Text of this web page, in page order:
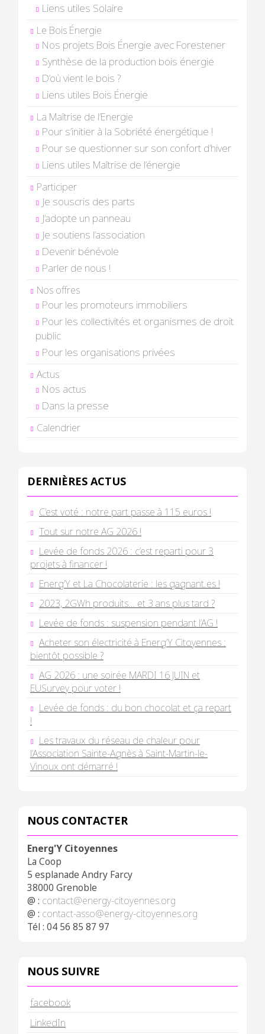
Liens utiles Solaire
Le Bois Énergie
Nos projets Bois Énergie avec Forestener
Synthèse de la production bois énergie
D’où vient le bois ?
Liens utiles Bois Énergie
La Maîtrise de l’Energie
Pour s’initier à la Sobriété énergétique !
Pour se questionner sur son confort d’hiver
Liens utiles Maîtrise de l’énergie
Participer
Je souscris des parts
J’adopte un panneau
Je soutiens l’association
Devenir bénévole
Parler de nous !
Nos offres
Pour les promoteurs immobiliers
Pour les collectivités et organismes de droit
public
Pour les organisations privées
Actus
Nos actus
Dans la presse
Calendrier
DERNIÈRES ACTUS
C’est voté : notre part passe à 115 euros !
Tout sur notre AG 2026 !
Levée de fonds 2026 : c’est reparti pour 3
projets à financer !
Energ’Y et La Chocolaterie : les gagnant.es !
2023, 2GWh produits… et 3 ans plus tard ?
Levée de fonds : suspension pendant l’AG !
Acheter son électricité à Energ’Y Citoyennes :
bientôt possible ?
AG 2026 : une soirée MARDI 16 JUIN et
EUSurvey pour voter !
Levée de fonds : du bon chocolat et ça repart
!
Les travaux du réseau de chaleur pour
l’Association Sainte-Agnès à Saint-Martin-le-
Vinoux ont démarré !
NOUS CONTACTER
Energ'Y Citoyennes
La Coop
5 esplanade Andry Farcy
38000 Grenoble
@ : contact@energy-citoyennes.org
@ : contact-asso@energy-citoyennes.org
Tél : 04 56 85 87 97
NOUS SUIVRE
facebook
LinkedIn